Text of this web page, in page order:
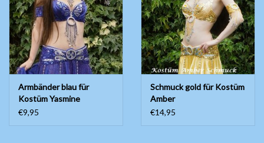
Bauchtanzkostüme
Zubehör
Tribal dance
Armbänder blau für
Kostüm Yasmine
€9,95
Schmuck gold für Kostüm
Amber
€14,95